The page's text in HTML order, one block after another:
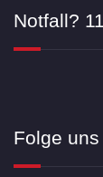
Notfall?
Folge